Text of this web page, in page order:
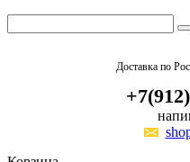
Доставка по